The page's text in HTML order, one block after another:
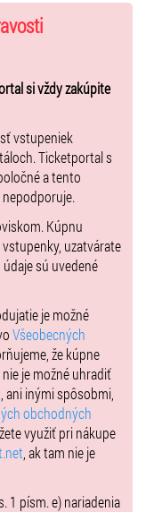
zostave už nikdy
na vlastné oči príbeh
ale stali sa doslova
obdobia bratov
skladieb preniesť do
Tajné milovanie,
vo vašej pamäti už
hiSTORY. Bude o
z najúspešnejších
o IMT Smile.
IMT Smile hiSTORY v
decembrových
IMT Smile na oboch
natočila svoj prvý
Knechtová, Peter
objaví mnoho ďalších
určitých obdobiach jej
Mário Gapa Garbera,
Slovenské Divadlo
aj všetci priaznivci
súborom
hiSTORY.
IMT Smile a spolu s
si vždy zakúpite
vstupeniek
Ticketportal s
a tento
Kúpnu
uzatvárate
sú uvedené
je možné
Všeobecných
že kúpne
je možné uhradiť
ani inými spôsobmi,
obchodných
využiť pri nákupe
, ak tam nie je
1 písm. e) nariadenia